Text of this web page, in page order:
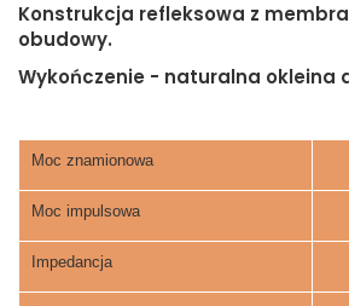
Konstrukcja refleksowa z
obudowy.
Wykończenie - naturalna okleina
Moc znamionowa
Moc impulsowa
Impedancja